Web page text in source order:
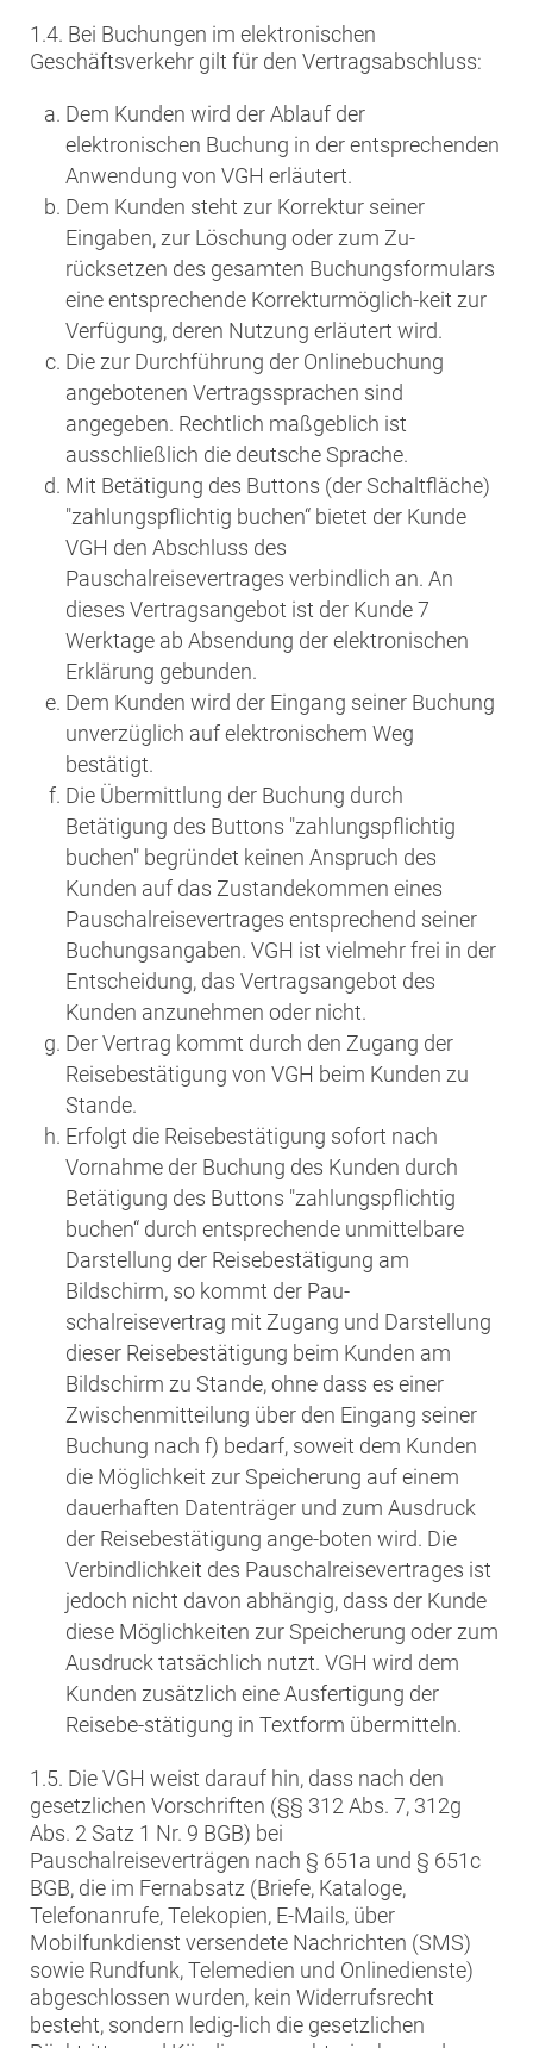
1.4. Bei Buchungen im elektronischen
Geschäftsverkehr gilt für den Vertragsabschluss:
Dem Kunden wird der Ablauf der
elektronischen Buchung in der entsprechenden
Anwendung von VGH erläutert.
Dem Kunden steht zur Korrektur seiner
Eingaben, zur Löschung oder zum Zu-
rücksetzen des gesamten Buchungsformulars
eine entsprechende Korrekturmöglich-keit zur
Verfügung, deren Nutzung erläutert wird.
Die zur Durchführung der Onlinebuchung
angebotenen Vertragssprachen sind
angegeben. Rechtlich maßgeblich ist
ausschließlich die deutsche Sprache.
Mit Betätigung des Buttons (der Schaltfläche)
"zahlungspflichtig buchen“ bietet der Kunde
VGH den Abschluss des
Pauschalreisevertrages verbindlich an. An
dieses Vertragsangebot ist der Kunde 7
Werktage ab Absendung der elektronischen
Erklärung gebunden.
Dem Kunden wird der Eingang seiner Buchung
unverzüglich auf elektronischem Weg
bestätigt.
Die Übermittlung der Buchung durch
Betätigung des Buttons "zahlungspflichtig
buchen" begründet keinen Anspruch des
Kunden auf das Zustandekommen eines
Pauschalreisevertrages entsprechend seiner
Buchungsangaben. VGH ist vielmehr frei in der
Entscheidung, das Vertragsangebot des
Kunden anzunehmen oder nicht.
Der Vertrag kommt durch den Zugang der
Reisebestätigung von VGH beim Kunden zu
Stande.
Erfolgt die Reisebestätigung sofort nach
Vornahme der Buchung des Kunden durch
Betätigung des Buttons "zahlungspflichtig
buchen“ durch entsprechende unmittelbare
Darstellung der Reisebestätigung am
Bildschirm, so kommt der Pau-
schalreisevertrag mit Zugang und Darstellung
dieser Reisebestätigung beim Kunden am
Bildschirm zu Stande, ohne dass es einer
Zwischenmitteilung über den Eingang seiner
Buchung nach f) bedarf, soweit dem Kunden
die Möglichkeit zur Speicherung auf einem
dauerhaften Datenträger und zum Ausdruck
der Reisebestätigung ange-boten wird. Die
Verbindlichkeit des Pauschalreisevertrages ist
jedoch nicht davon abhängig, dass der Kunde
diese Möglichkeiten zur Speicherung oder zum
Ausdruck tatsächlich nutzt. VGH wird dem
Kunden zusätzlich eine Ausfertigung der
Reisebe-stätigung in Textform übermitteln.
1.5. Die VGH weist darauf hin, dass nach den
gesetzlichen Vorschriften (§§ 312 Abs. 7, 312g
Abs. 2 Satz 1 Nr. 9 BGB) bei
Pauschalreiseverträgen nach § 651a und § 651c
BGB, die im Fernabsatz (Briefe, Kataloge,
Telefonanrufe, Telekopien, E-Mails, über
Mobilfunkdienst versendete Nachrichten (SMS)
sowie Rundfunk, Telemedien und Onlinedienste)
abgeschlossen wurden, kein Widerrufsrecht
besteht, sondern ledig-lich die gesetzlichen